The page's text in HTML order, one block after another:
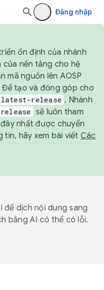
Đăng nhập
ổn định của nhánh
của nền tảng cho hệ
mã nguồn lên AOSP
Để tạo và đóng góp cho
release . Nhánh
sẽ luôn tham
nhất được chuyển
tin, hãy xem bài viết Các
để dịch nội dung sang
bằng AI có thể có lỗi.